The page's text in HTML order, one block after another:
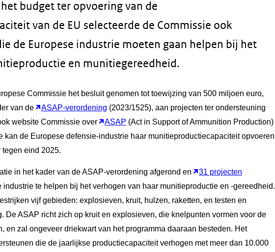
budget ter opvoering van de
van de EU selecteerde de Commissie ook
de Europese industrie moeten gaan helpen bij het
en munitiegereedheid.
Commissie het besluit genomen tot toewijzing van 500 miljoen euro,
van de
ASAP-verordening (2023/1525), aan projecten ter ondersteuning
website Commissie over
ASAP (Act in Support of Ammunition Production)
de Europese defensie-industrie haar munitieproductiecapaciteit opvoeren
eind 2025.
in het kader van de ASAP-verordening afgerond en
31 projecten
te helpen bij het verhogen van haar munitieproductie en -gereedheid.
vijf gebieden: explosieven, kruit, hulzen, raketten, en testen en
De ASAP richt zich op kruit en explosieven, die knelpunten vormen voor de
en zal ongeveer driekwart van het programma daaraan besteden. Het
die de jaarlijkse productiecapaciteit verhogen met meer dan 10.000